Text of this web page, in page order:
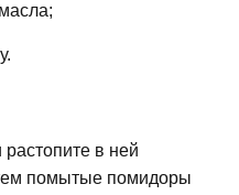
растопите в ней
помытые помидоры